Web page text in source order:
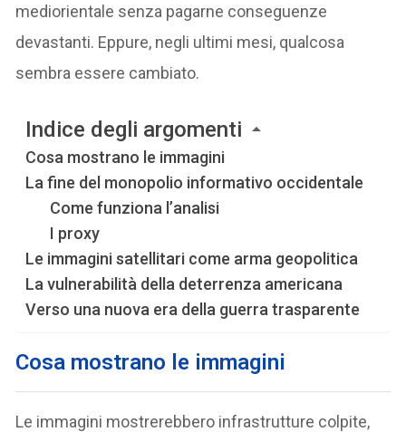
mediorientale senza pagarne conseguenze
devastanti. Eppure, negli ultimi mesi, qualcosa
sembra essere cambiato.
Indice degli argomenti
Cosa mostrano le immagini
La fine del monopolio informativo occidentale
Come funziona l’analisi
I proxy
Le immagini satellitari come arma geopolitica
La vulnerabilità della deterrenza americana
Verso una nuova era della guerra trasparente
Cosa mostrano le immagini
Le immagini mostrerebbero infrastrutture colpite,